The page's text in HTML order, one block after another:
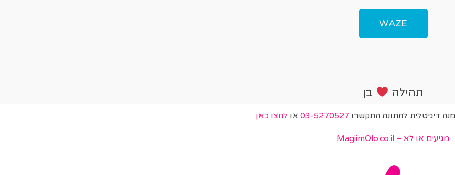
WAZE
תהילה בן
דיגיטלית לחתונה התקשרו 03-5270527 או לחצו כאן
מגיעים או לא – MagiimOlo.co.il